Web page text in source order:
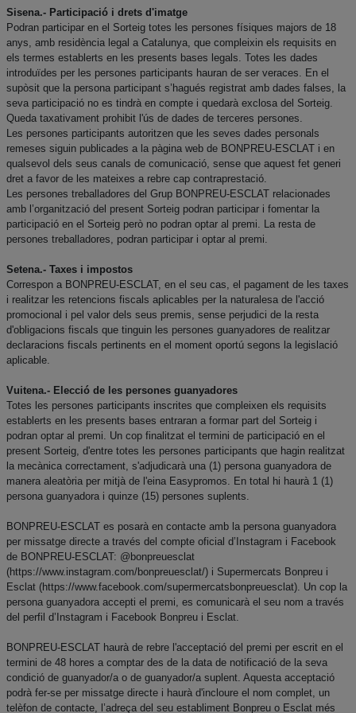
Sisena.- Participació i drets d'imatge
Podran participar en el Sorteig totes les persones físiques majors de 18
anys, amb residència legal a Catalunya, que compleixin els requisits en
els termes establerts en les presents bases legals. Totes les dades
introduïdes per les persones participants hauran de ser veraces. En el
supòsit que la persona participant s’hagués registrat amb dades falses, la
seva participació no es tindrà en compte i quedarà exclosa del Sorteig.
Queda taxativament prohibit l'ús de dades de terceres persones.
Les persones participants autoritzen que les seves dades personals
remeses siguin publicades a la pàgina web de BONPREU-ESCLAT i en
qualsevol dels seus canals de comunicació, sense que aquest fet generi
dret a favor de les mateixes a rebre cap contraprestació.
Les persones treballadores del Grup BONPREU-ESCLAT relacionades
amb l’organització del present Sorteig podran participar i fomentar la
participació en el Sorteig però no podran optar al premi. La resta de
persones treballadores, podran participar i optar al premi.
Setena.- Taxes i impostos
Correspon a BONPREU-ESCLAT, en el seu cas, el pagament de les taxes
i realitzar les retencions fiscals aplicables per la naturalesa de l'acció
promocional i pel valor dels seus premis, sense perjudici de la resta
d'obligacions fiscals que tinguin les persones guanyadores de realitzar
declaracions fiscals pertinents en el moment oportú segons la legislació
aplicable.
Vuitena.- Elecció de les persones guanyadores
Totes les persones participants inscrites que compleixen els requisits
establerts en les presents bases entraran a formar part del Sorteig i
podran optar al premi. Un cop finalitzat el termini de participació en el
present Sorteig, d'entre totes les persones participants que hagin realitzat
la mecànica correctament, s'adjudicarà una (1) persona guanyadora de
manera aleatòria per mitjà de l'eina Easypromos. En total hi haurà 1 (1)
persona guanyadora i quinze (15) persones suplents.
BONPREU-ESCLAT es posarà en contacte amb la persona guanyadora
per missatge directe a través del compte oficial d’Instagram i Facebook
de BONPREU-ESCLAT: @bonpreuesclat
(https://www.instagram.com/bonpreuesclat/) i Supermercats Bonpreu i
Esclat (https://www.facebook.com/supermercatsbonpreuesclat). Un cop la
persona guanyadora accepti el premi, es comunicarà el seu nom a través
del perfil d’Instagram i Facebook Bonpreu i Esclat.
BONPREU-ESCLAT haurà de rebre l'acceptació del premi per escrit en el
termini de 48 hores a comptar des de la data de notificació de la seva
condició de guanyador/a o de guanyador/a suplent. Aquesta acceptació
podrà fer-se per missatge directe i haurà d'incloure el nom complet, un
telèfon de contacte, l’adreça del seu establiment Bonpreu o Esclat més